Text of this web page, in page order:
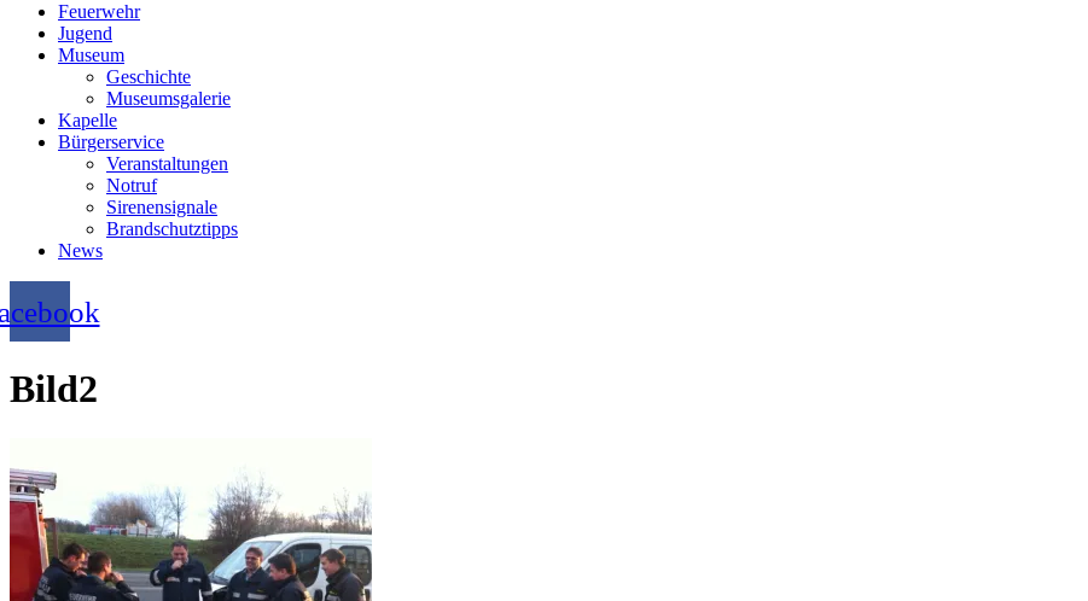
Feuerwehr
Jugend
Museum
Geschichte
Museumsgalerie
Kapelle
Bürgerservice
Veranstaltungen
Notruf
Sirenensignale
Brandschutztipps
News
Bild2